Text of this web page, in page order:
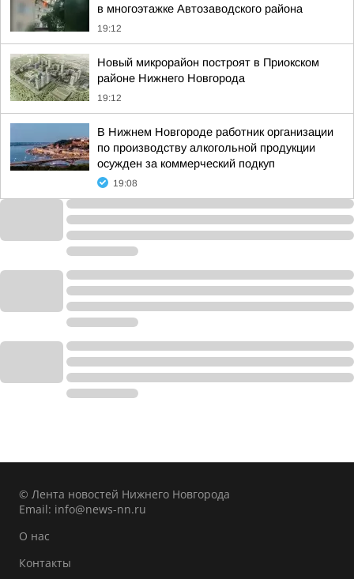
в многоэтажке Автозаводского района
19:12
Новый микрорайон построят в Приокском
районе Нижнего Новгорода
19:12
В Нижнем Новгороде работник организации
по производству алкогольной продукции
осужден за коммерческий подкуп
19:08
© Лента новостей Нижнего Новгорода
Email: info@news-nn.ru
О нас
Контакты